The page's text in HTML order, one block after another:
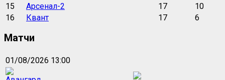
15
Арсенал-2 17
10
16
Квант 17 6
Матчи
01/08/2026 13:00